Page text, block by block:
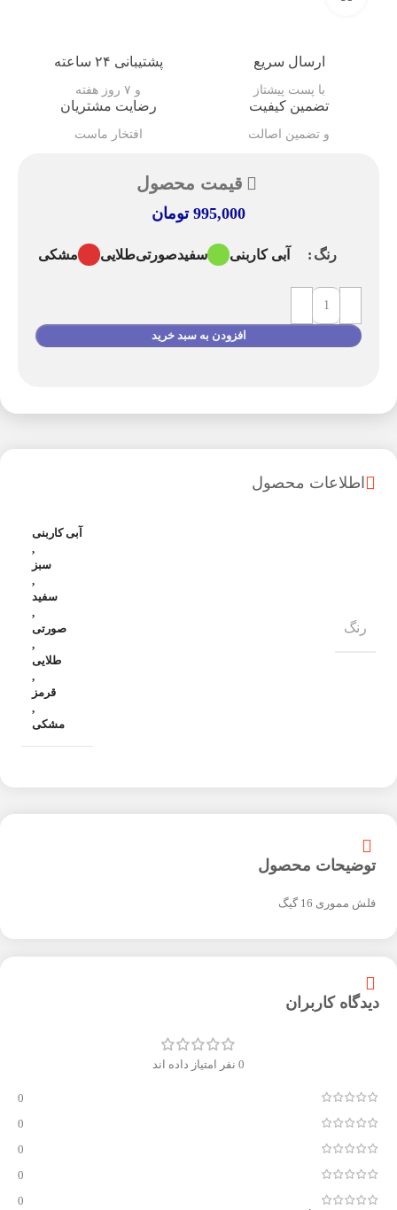
ارسال سریع
با پست پیشتاز
پشتیبانی ۲۴ ساعته
و ۷ روز هفته
تضمین کیفیت
و تضمین اصالت
رضایت مشتریان
افتخار ماست
قیمت محصول
995,000 تومان
رنگ آبی کاربنی سفیدصورتیطلایی مشکی
افزودن به سبد خرید
توضیحات محصول
فلش مموری 16 گیگ
اطلاعات محصول
رنگ
آبی کاربنی
,
سبز
,
سفید
,
صورتی
,
طلایی
,
قرمز
,
مشکی
دیدگاه کاربران
0 نفر امتیاز داده اند
0
0
0
0
0